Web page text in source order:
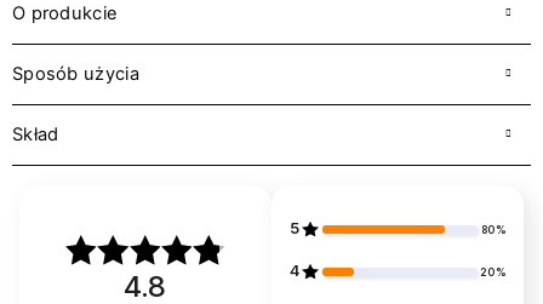
O produkcie
Sposób użycia
Skład
4.8
5 80%
4 20%